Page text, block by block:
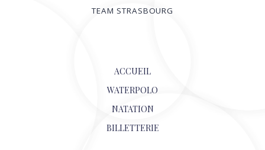
TEAM STRASBOURG
ACCUEIL
WATERPOLO
NATATION
BILLETTERIE